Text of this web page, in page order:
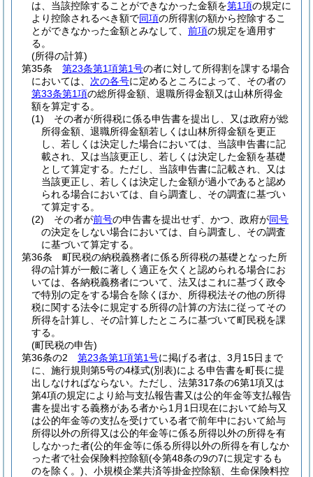
は、当該控除することができなかった金額を第1項の規定に
より控除されるべき額で同項の所得割の額から控除するこ
とができなかった金額とみなして、 前項の規定を適用す
る。
(所得の計算)
第35条
第23条第1項第1号の者に対して所得割を課する場合
においては、 次の各号に定めるところによって、その者の
第33条第1項の総所得金額、退職所得金額又は山林所得金
額を算定する。
(1)
その者が所得税に係る申告書を提出し、又は政府が総
所得金額、退職所得金額若しくは山林所得金額を更正
し、若しくは決定した場合においては、当該申告書に記
載され、又は当該更正し、若しくは決定した金額を基礎
として算定する。 ただし、当該申告書に記載され、又は
当該更正し、若しくは決定した金額が過小であると認め
られる場合においては、自ら調査し、その調査に基づい
て算定する。
(2)
その者が前号の申告書を提出せず、かつ、政府が同号
の決定をしない場合においては、自ら調査し、その調査
に基づいて算定する。
第36条
町民税の納税義務者に係る所得税の基礎となった所
得の計算が一般に著しく適正を欠くと認められる場合にお
いては、各納税義務者について、法又はこれに基づく政令
で特別の定をする場合を除くほか、所得税法その他の所得
税に関する法令に規定する所得の計算の方法に従ってその
所得を計算し、その計算したところに基づいて町民税を課
する。
(町民税の申告)
第36条の2
第23条第1項第1号に掲げる者は、3月15日まで
に、施行規則第5号の4様式(別表)による申告書を町長に提
出しなければならない。 ただし、法第317条の6第1項又は
第4項の規定により給与支払報告書又は公的年金等支払報告
書を提出する義務がある者から1月1日現在において給与又
は公的年金等の支払を受けている者で前年中において給与
所得以外の所得又は公的年金等に係る所得以外の所得を有
しなかった者(公的年金等に係る所得以外の所得を有しなか
った者で社会保険料控除額(令第48条の9の7に規定するも
のを除く。) 、小規模企業共済等掛金控除額、生命保険料控